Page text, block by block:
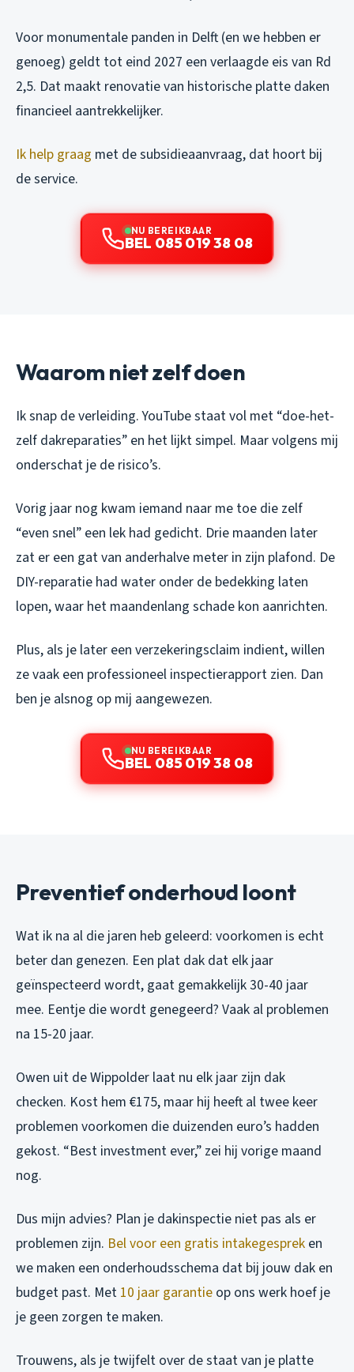
Voor monumentale panden in Delft (en we hebben er
genoeg) geldt tot eind 2027 een verlaagde eis van Rd
2,5. Dat maakt renovatie van historische platte daken
financieel aantrekkelijker.
Ik help graag met de subsidieaanvraag, dat hoort bij
de service.
NU BEREIKBAAR
BEL 085 019 38 08
Waarom niet zelf doen
Ik snap de verleiding. YouTube staat vol met “doe-het-
zelf dakreparaties” en het lijkt simpel. Maar volgens mij
onderschat je de risico’s.
Vorig jaar nog kwam iemand naar me toe die zelf
“even snel” een lek had gedicht. Drie maanden later
zat er een gat van anderhalve meter in zijn plafond. De
DIY-reparatie had water onder de bedekking laten
lopen, waar het maandenlang schade kon aanrichten.
Plus, als je later een verzekeringsclaim indient, willen
ze vaak een professioneel inspectierapport zien. Dan
ben je alsnog op mij aangewezen.
NU BEREIKBAAR
BEL 085 019 38 08
Preventief onderhoud loont
Wat ik na al die jaren heb geleerd: voorkomen is echt
beter dan genezen. Een plat dak dat elk jaar
geïnspecteerd wordt, gaat gemakkelijk 30-40 jaar
mee. Eentje die wordt genegeerd? Vaak al problemen
na 15-20 jaar.
Owen uit de Wippolder laat nu elk jaar zijn dak
checken. Kost hem €175, maar hij heeft al twee keer
problemen voorkomen die duizenden euro’s hadden
gekost. “Best investment ever,” zei hij vorige maand
nog.
Dus mijn advies? Plan je dakinspectie niet pas als er
problemen zijn. Bel voor een gratis intakegesprek en
we maken een onderhoudsschema dat bij jouw dak en
budget past. Met 10 jaar garantie op ons werk hoef je
je geen zorgen te maken.
Trouwens, als je twijfelt over de staat van je platte